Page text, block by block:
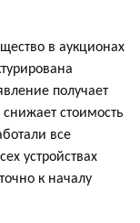
в аукционах
получает
стоимость
все
устройствах
к началу